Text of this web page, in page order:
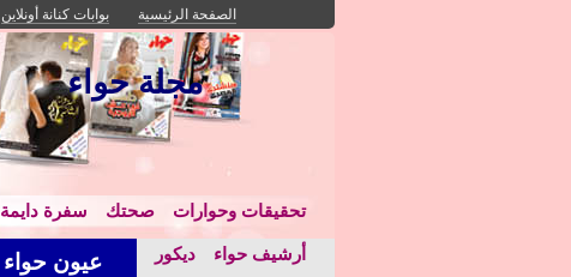
الصفحة الرئيسية بوابات كنانة أونلاين
مجلة حواء
تحقيقات وحوارات صحتك سفرة دايمة
أرشيف حواء ديكور عيون حواء